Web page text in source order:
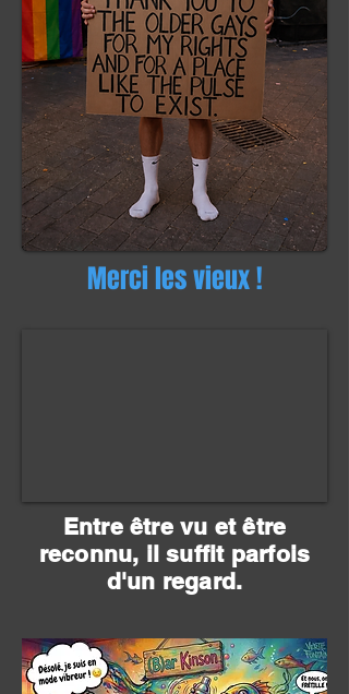
Merci les vieux !
Entre être vu et être
reconnu, il suffit parfois
d'un regard.